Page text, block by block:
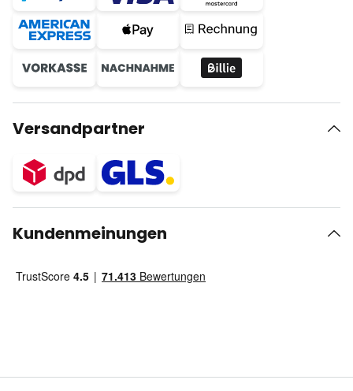
Versandpartner
Kundenmeinungen